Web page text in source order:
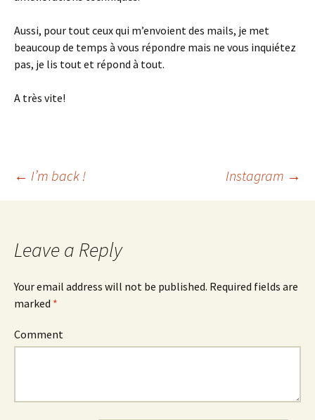
Aussi, pour tout ceux qui m’envoient des mails, je met
beaucoup de temps à vous répondre mais ne vous inquiétez
pas, je lis tout et répond à tout.
A très vite!
Post
navigation
← I’m back ! Instagram →
Leave a Reply
Your email address will not be published. Required fields are
marked *
Comment